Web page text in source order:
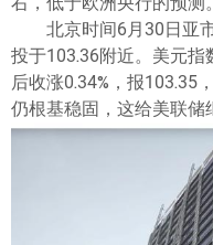
ไทย
北京时间6月30日亚
投于103.36附近。美元
后收涨0.34%，报103.35
仍根基稳固，这给美联储